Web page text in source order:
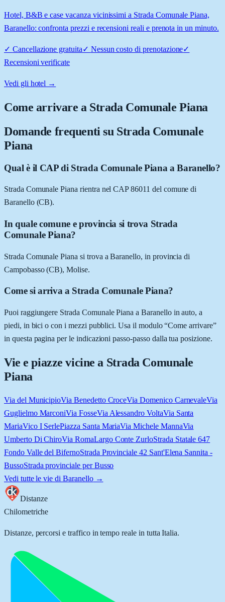
Hotel, B&B e case vacanza vicinissimi a Strada Comunale Piana,
Baranello: confronta prezzi e recensioni reali e prenota in un minuto.
✓ Cancellazione gratuita✓ Nessun costo di prenotazione✓
Recensioni verificate
Vedi gli hotel →
Come arrivare a Strada Comunale Piana
Domande frequenti su Strada Comunale
Piana
Qual è il CAP di Strada Comunale Piana a Baranello?
Strada Comunale Piana rientra nel CAP 86011 del comune di
Baranello (CB).
In quale comune e provincia si trova Strada
Comunale Piana?
Strada Comunale Piana si trova a Baranello, in provincia di
Campobasso (CB), Molise.
Come si arriva a Strada Comunale Piana?
Puoi raggiungere Strada Comunale Piana a Baranello in auto, a
piedi, in bici o con i mezzi pubblici. Usa il modulo “Come arrivare”
in questa pagina per le indicazioni passo-passo dalla tua posizione.
Vie e piazze vicine a Strada Comunale
Piana
Via del MunicipioVia Benedetto CroceVia Domenico CarnevaleVia
Guglielmo MarconiVia FosseVia Alessandro VoltaVia Santa
MariaVico I SerlePiazza Santa MariaVia Michele MannaVia
Umberto Di ChiroVia RomaLargo Conte ZurloStrada Statale 647
Fondo Valle del BifernoStrada Provinciale 42 Sant'Elena Sannita -
BussoStrada provinciale per Busso
Vedi tutte le vie di Baranello→
Distanze
Chilometriche
Distanze, percorsi e traffico in tempo reale in tutta Italia.